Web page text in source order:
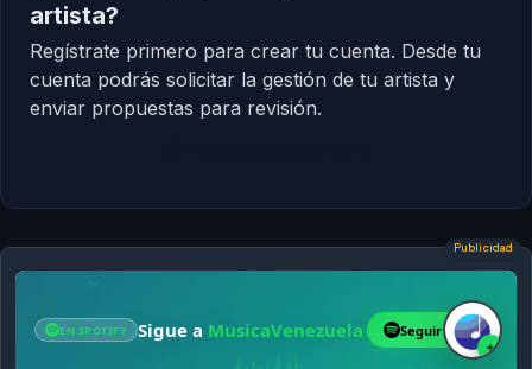
artista?
Regístrate primero para crear tu cuenta. Desde tu
cuenta podrás solicitar la gestión de tu artista y
enviar propuestas para revisión.
Publicidad